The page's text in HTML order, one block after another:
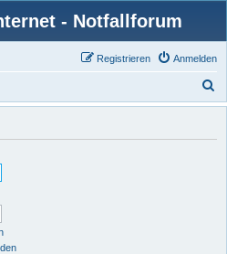
- Notfallforum
Anmelden
Registrieren
u